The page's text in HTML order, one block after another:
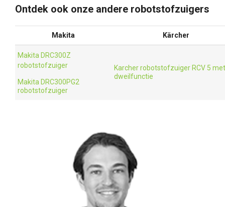
Ontdek ook onze andere robotstofzuigers
Makita Kärcher
Makita DRC300Z
robotstofzuiger
Makita DRC300PG2
robotstofzuiger
Karcher robotstofzuiger RCV 5 met
dweilfunctie